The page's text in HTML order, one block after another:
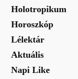
Holotropikum
Horoszkóp
Lélektár
Aktuális
Napi Like